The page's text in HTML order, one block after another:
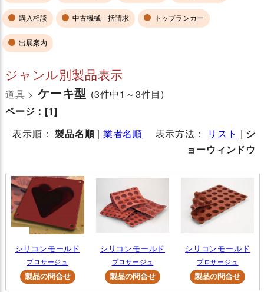
購入相談 中古機械一括請求 トップランカー
出展案内
ジャンル別製品表示
道具 > ケーキ型 (3件中1～3件目)
ページ： [1]
表示順：製品名順| 業者名順 表示方法： リスト | シ
ョーウィンドウ
シリコンモールド
プロサージュ
シリコンモールド
プロサージュ
シリコンモールド
プロサージュ